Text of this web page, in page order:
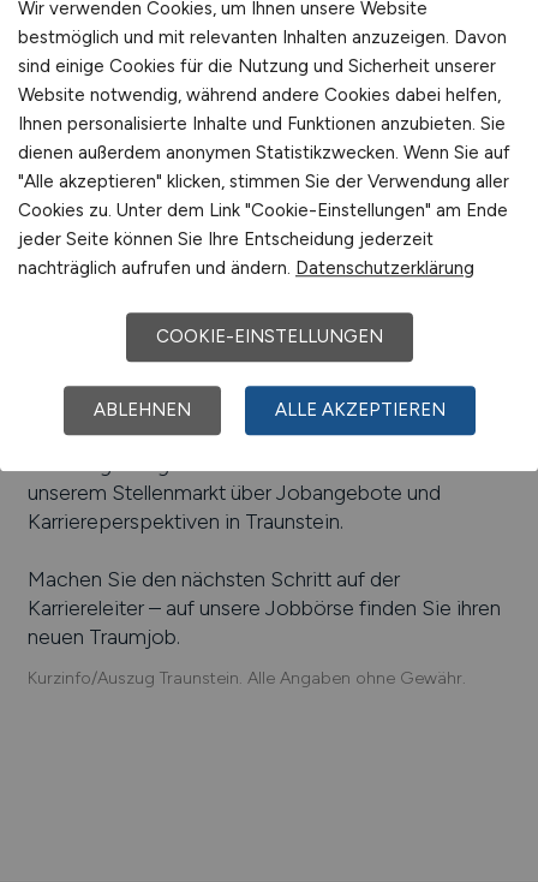
Arbeiten in der Nähe vonTraunstein:Oberbayern,
Bayern
Beliebte Jobs in
Traunstein/Branchen
Einzelhandel, Brauerei,
Handwerk, Gesundheitswesen, Handel,
Dienstleistungen, Tourismus
Beliebte Arbeitgeber inTraunstein, die attraktive
Jobangebote bieten: Bergader Privatkäserei
Spiegelsberger GmbH, Frank Elektronik GmbH,
Kunststoffverarbeitung Wimmer GmbH, Rexel
Germany GmbH & Co. KG
Einfach online aktuelle Stellenangebote inTraunstein
unserem Stellenmarkt über Jobangebote und
Karriereperspektiven in Traunstein.
Machen Sie den nächsten Schritt auf der
Karriereleiter – auf unsere Jobbörse finden Sie ihren
neuen Traumjob.
Kurzinfo/Auszug Traunstein. Alle Angaben ohne Gewähr.
Wir verwenden Cookies, um Ihnen unsere Website
bestmöglich und mit relevanten Inhalten anzuzeigen. Davon
sind einige Cookies für die Nutzung und Sicherheit unserer
Website notwendig, während andere Cookies dabei helfen,
Ihnen personalisierte Inhalte und Funktionen anzubieten. Sie
dienen außerdem anonymen Statistikzwecken. Wenn Sie auf
"Alle akzeptieren" klicken, stimmen Sie der Verwendung aller
Cookies zu. Unter dem Link "Cookie-Einstellungen" am Ende
jeder Seite können Sie Ihre Entscheidung jederzeit
nachträglich aufrufen und ändern. Datenschutzerklärung
COOKIE-EINSTELLUNGEN
ABLEHNEN ALLE AKZEPTIEREN